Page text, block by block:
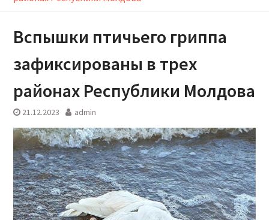
Вспышки птичьего гриппа
зафиксированы в трех
районах Республики Молдова
21.12.2023 admin